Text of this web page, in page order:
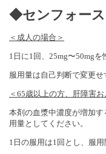
◆センフォー
＜成人の場合＞
1日に1回、25mg〜50mgを
服用量は自己判断で変更せ
＜65歳以上の方、肝障害
本剤の血漿中濃度が増加
用量としてください。
1日の服用は1回とし、服